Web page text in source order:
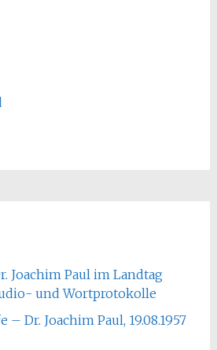
Joachim Paul im Landtag
und Wortprotokolle
Dr. Joachim Paul, 19.08.1957